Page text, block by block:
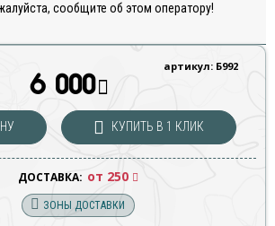
сообщите об этом оператору!
артикул: Б992
6 000
КУПИТЬ В 1 КЛИК
ДОСТАВКА: от 250
ЗОНЫ ДОСТАВКИ